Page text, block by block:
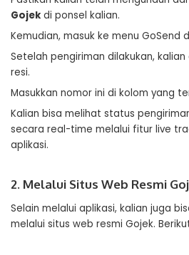
Gojek di ponsel kalian.
Kemudian, masuk ke menu GoSend
Setelah pengiriman dilakukan,
resi.
Masukkan nomor ini di kolom yang
Kalian bisa melihat status
secara real-time melalui fitur live
aplikasi.
2. Melalui Situs Web Resmi
Selain melalui aplikasi, kalian juga
melalui situs web resmi Gojek.